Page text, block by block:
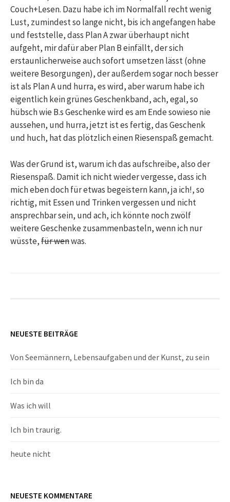
Couch+Lesen. Dazu habe ich im Normalfall recht wenig
Lust, zumindest so lange nicht, bis ich angefangen habe
und feststelle, dass Plan A zwar überhaupt nicht
aufgeht, mir dafür aber Plan B einfällt, der sich
erstaunlicherweise auch sofort umsetzen lässt (ohne
weitere Besorgungen), der außerdem sogar noch besser
ist als Plan A und hurra, es wird, aber warum habe ich
eigentlich kein grünes Geschenkband, ach, egal, so
hübsch wie B.s Geschenke wird es am Ende sowieso nie
aussehen, und hurra, jetzt ist es fertig, das Geschenk
und huch, hat das plötzlich einen Riesenspaß gemacht.
Was der Grund ist, warum ich das aufschreibe, also der
Riesenspaß. Damit ich nicht wieder vergesse, dass ich
mich eben doch für etwas begeistern kann, ja ich!, so
richtig, mit Essen und Trinken vergessen und nicht
ansprechbar sein, und ach, ich könnte noch zwölf
weitere Geschenke zusammenbasteln, wenn ich nur
wüsste,für wenwas.
NEUESTE BEITRÄGE
Von Seemännern, Lebensaufgaben und der Kunst, zu sein
Ich bin da
Was ich will
Ich bin traurig.
heute nicht
NEUESTE KOMMENTARE